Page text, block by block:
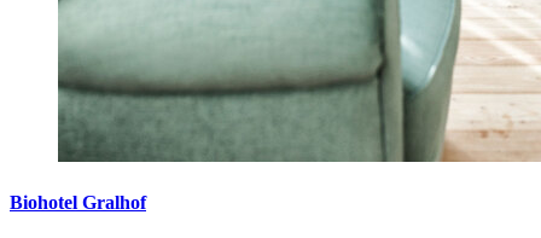
Biohotel Gralhof